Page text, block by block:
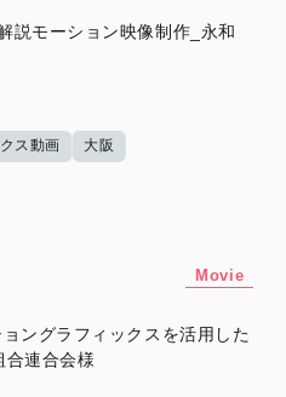
説モーション映像制作_永和
ス動画
大阪
Movie
ングラフィックスを活用した
合連合会様